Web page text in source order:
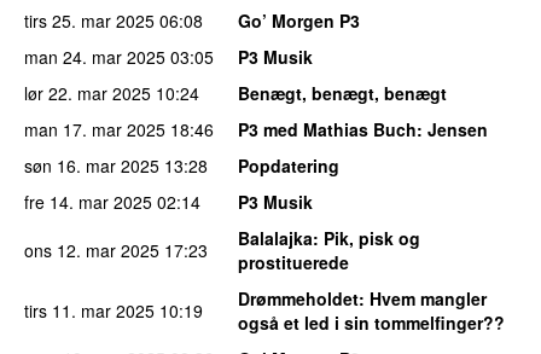
tirs 25. mar 2025 06:08
Go’ Morgen P3
man 24. mar 2025 03:05
P3 Musik
lør 22. mar 2025 10:24
Benægt, benægt, benægt
man 17. mar 2025 18:46 P3 med Mathias Buch: Jensen
søn 16. mar 2025 13:28
Popdatering
fre 14. mar 2025 02:14
P3 Musik
ons 12. mar 2025 17:23 Balalajka: Pik, pisk og
prostituerede
tirs 11. mar 2025 10:19 Drømmeholdet: Hvem mangler
også et led i sin tommelfinger??